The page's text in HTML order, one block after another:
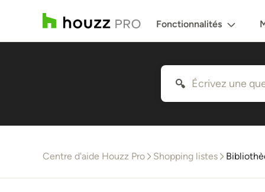
Fonctionnalités
Centre d'aide Houzz Pro Shopping listes